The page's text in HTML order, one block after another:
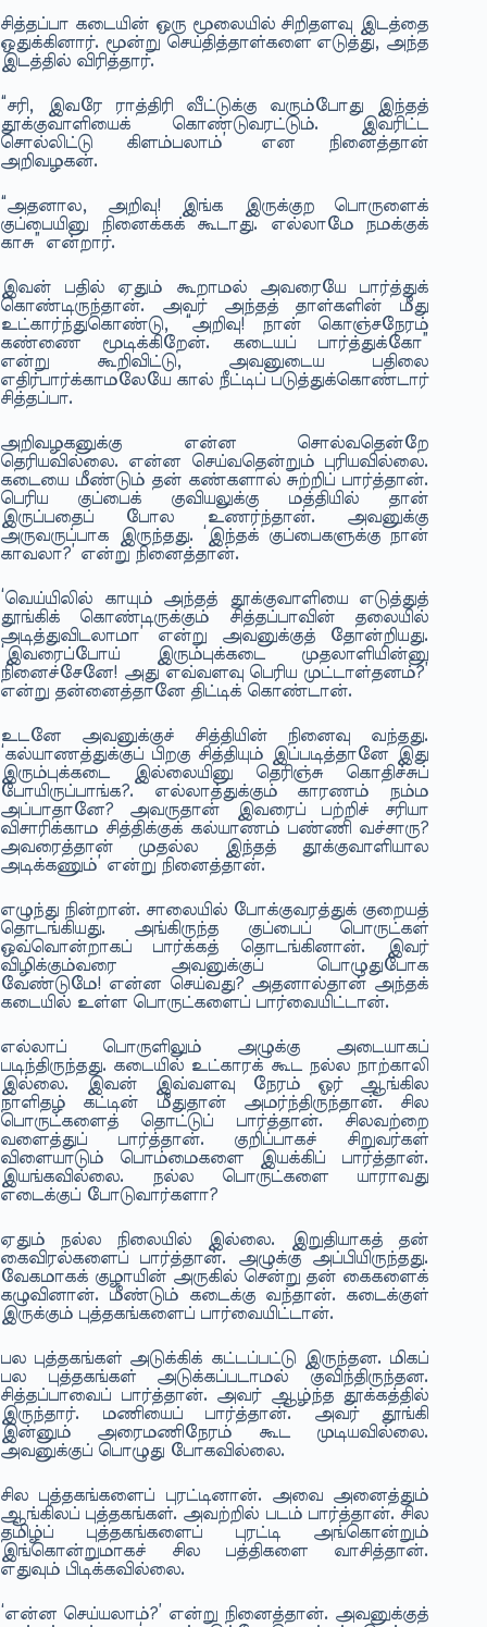
சித்தப்பா கடையின் ஒரு மூலையில் சிறிதளவு இடத்தை
ஒதுக்கினார். மூன்று செய்தித்தாள்களை எடுத்து, அந்த
இடத்தில் விரித்தார்.
“சரி, இவரே ராத்திரி வீட்டுக்கு வரும்போது இந்தத்
தூக்குவாளியைக் கொண்டுவரட்டும். இவரிட்ட
சொல்லிட்டு கிளம்பலாம்’ என நினைத்தான்
அறிவழகன்.
“அதனால, அறிவு! இங்க இருக்குற பொருளைக்
குப்பையினு நினைக்கக் கூடாது. எல்லாமே நமக்குக்
காசு” என்றார்.
இவன் பதில் ஏதும் கூறாமல் அவரையே பார்த்துக்
கொண்டிருந்தான். அவர் அந்தத் தாள்களின் மீது
உட்கார்ந்துகொண்டு, “அறிவு! நான் கொஞ்சநேரம்
கண்ணை மூடிக்கிறேன். கடையப் பார்த்துக்கோ”
என்று கூறிவிட்டு, அவனுடைய பதிலை
எதிர்பார்க்காமலேயே கால் நீட்டிப் படுத்துக்கொண்டார்
சித்தப்பா.
அறிவழகனுக்கு என்ன சொல்வதென்றே
தெரியவில்லை. என்ன செய்வதென்றும் புரியவில்லை.
கடையை மீண்டும் தன் கண்களால் சுற்றிப் பார்த்தான்.
பெரிய குப்பைக் குவியலுக்கு மத்தியில் தான்
இருப்பதைப் போல உணர்ந்தான். அவனுக்கு
அருவருப்பாக இருந்தது. ‘இந்தக் குப்பைகளுக்கு நான்
காவலா?’ என்று நினைத்தான்.
‘வெய்யிலில் காயும் அந்தத் தூக்குவாளியை எடுத்துத்
தூங்கிக் கொண்டிருக்கும் சித்தப்பாவின் தலையில்
அடித்துவிடலாமா’ என்று அவனுக்குத் தோன்றியது.
‘இவரைப்போய் இரும்புக்கடை முதலாளியின்னு
நினைச்சேனே! அது எவ்வளவு பெரிய முட்டாள்தனம்?’
என்று தன்னைத்தானே திட்டிக் கொண்டான்.
உடனே அவனுக்குச் சித்தியின் நினைவு வந்தது.
‘கல்யாணத்துக்குப் பிறகு சித்தியும் இப்படித்தானே இது
இரும்புக்கடை இல்லையினு தெரிஞ்சு கொதிச்சுப்
போயிருப்பாங்க?. எல்லாத்துக்கும் காரணம் நம்ம
அப்பாதானே? அவருதான் இவரைப் பற்றிச் சரியா
விசாரிக்காம சித்திக்குக் கல்யாணம் பண்ணி வச்சாரு?
அவரைத்தான் முதல்ல இந்தத் தூக்குவாளியால
அடிக்கணும்’ என்று நினைத்தான்.
எழுந்து நின்றான். சாலையில் போக்குவரத்துக் குறையத்
தொடங்கியது. அங்கிருந்த குப்பைப் பொருட்கள்
ஒவ்வொன்றாகப் பார்க்கத் தொடங்கினான். இவர்
விழிக்கும்வரை அவனுக்குப் பொழுதுபோக
வேண்டுமே! என்ன செய்வது? அதனால்தான் அந்தக்
கடையில் உள்ள பொருட்களைப் பார்வையிட்டான்.
எல்லாப் பொருளிலும் அழுக்கு அடையாகப்
படிந்திருந்தது. கடையில் உட்காரக் கூட நல்ல நாற்காலி
இல்லை. இவன் இவ்வளவு நேரம் ஓர் ஆங்கில
நாளிதழ் கட்டின் மீதுதான் அமர்ந்திருந்தான். சில
பொருட்களைத் தொட்டுப் பார்த்தான். சிலவற்றை
வளைத்துப் பார்த்தான். குறிப்பாகச் சிறுவர்கள்
விளையாடும் பொம்மைகளை இயக்கிப் பார்த்தான்.
இயங்கவில்லை. நல்ல பொருட்களை யாராவது
எடைக்குப் போடுவார்களா?
ஏதும் நல்ல நிலையில் இல்லை. இறுதியாகத் தன்
கைவிரல்களைப் பார்த்தான். அழுக்கு அப்பியிருந்தது.
வேகமாகக் குழாயின் அருகில் சென்று தன் கைகளைக்
கழுவினான். மீண்டும் கடைக்கு வந்தான். கடைக்குள்
இருக்கும் புத்தகங்களைப் பார்வையிட்டான்.
பல புத்தகங்கள் அடுக்கிக் கட்டப்பட்டு இருந்தன. மிகப்
பல புத்தகங்கள் அடுக்கப்படாமல் குவிந்திருந்தன.
சித்தப்பாவைப் பார்த்தான். அவர் ஆழ்ந்த தூக்கத்தில்
இருந்தார். மணியைப் பார்த்தான். அவர் தூங்கி
இன்னும் அரைமணிநேரம் கூட முடியவில்லை.
அவனுக்குப் பொழுது போகவில்லை.
சில புத்தகங்களைப் புரட்டினான். அவை அனைத்தும்
ஆங்கிலப் புத்தகங்கள். அவற்றில் படம் பார்த்தான். சில
தமிழ்ப் புத்தகங்களைப் புரட்டி அங்கொன்றும்
இங்கொன்றுமாகச் சில பத்திகளை வாசித்தான்.
எதுவும் பிடிக்கவில்லை.
‘என்ன செய்யலாம்?’ என்று நினைத்தான். அவனுக்குத்